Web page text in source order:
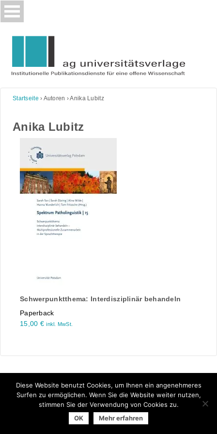
Skip
to
Startseite › Autoren ›Anika Lubitz
Anika Lubitz
Schwerpunktthema: Interdisziplinär behandeln
Paperback
15,00 € inkl. MwSt.
© 2026 Arbeitsgemeinschaft der Universitätsverlage | powered
|Impressum|Datenschutzhinweise
Diese Website benutzt Cookies, um Ihnen ein angenehmeres
Surfen zu ermöglichen. Wenn Sie die Website weiter nutzen,
stimmen Sie der Verwendung von Cookies zu.
OK
Mehr erfahren